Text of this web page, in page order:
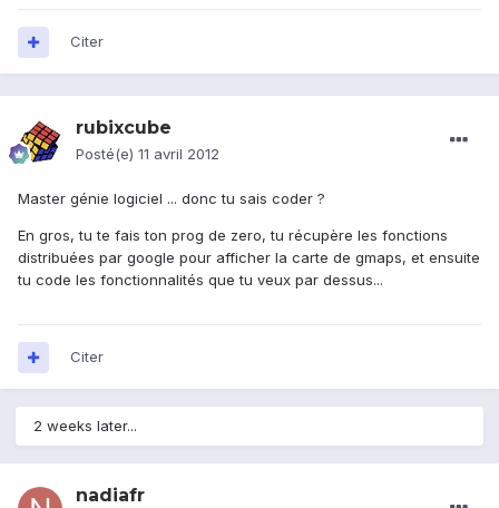
Citer
rubixcube
Posté(e) 11 avril 2012
Master génie logiciel ... donc tu sais coder ?
En gros, tu te fais ton prog de zero, tu récupère les fonctions
distribuées par google pour afficher la carte de gmaps, et ensuite
tu code les fonctionnalités que tu veux par dessus...
Citer
2 weeks later...
nadiafr